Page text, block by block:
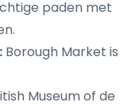
paden met
Borough Market is
Museum of de